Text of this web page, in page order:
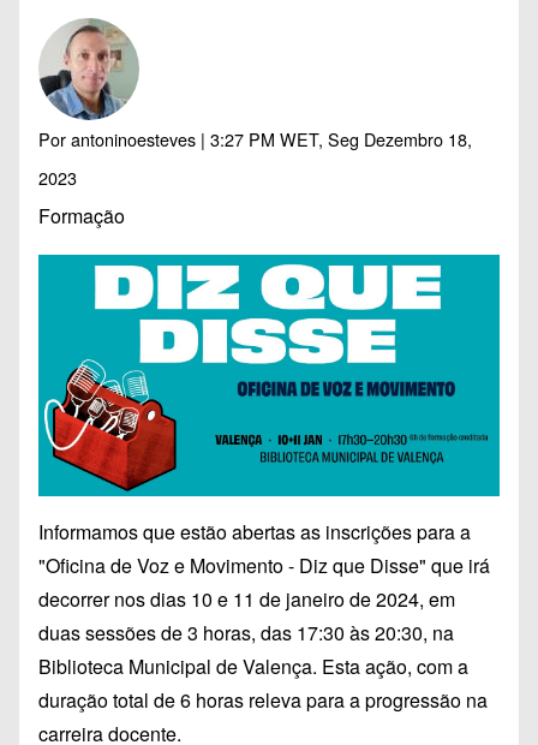
Porantoninoesteves | 3:27 PM WET, Seg Dezembro 18,
2023
Formação
Informamos que estão abertas as inscrições para a
"Oficina de Voz e Movimento - Diz que Disse" que irá
decorrer nos dias 10 e 11 de janeiro de 2024, em
duas sessões de 3 horas, das 17:30 às 20:30, na
Biblioteca Municipal de Valença. Esta ação, com a
duração total de 6 horas releva para a progressão na
carreira docente.